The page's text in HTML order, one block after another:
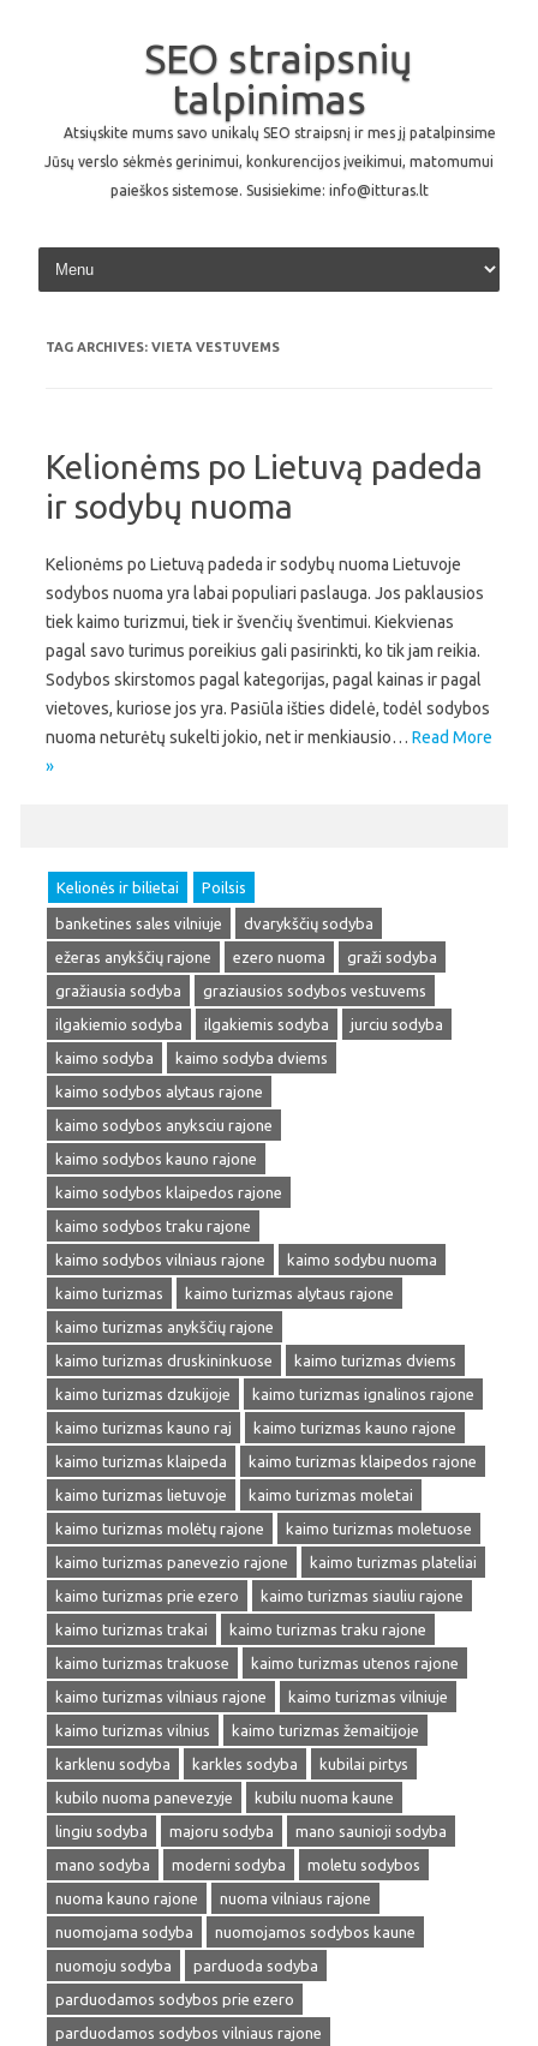
SEO straipsnių
talpinimas
Atsiųskite mums savo unikalų SEO straipsnį ir mes jį patalpinsime
Jūsų verslo sėkmės gerinimui, konkurencijos įveikimui, matomumui
paieškos sistemose. Susisiekime: info@itturas.lt
Skip to content
TAG ARCHIVES: VIETA VESTUVEMS
Kelionėms po Lietuvą padeda
ir sodybų nuoma
Kelionėms po Lietuvą padeda ir sodybų nuoma Lietuvoje
sodybos nuoma yra labai populiari paslauga. Jos paklausios
tiek kaimo turizmui, tiek ir švenčių šventimui. Kiekvienas
pagal savo turimus poreikius gali pasirinkti, ko tik jam reikia.
Sodybos skirstomos pagal kategorijas, pagal kainas ir pagal
vietoves, kuriose jos yra. Pasiūla išties didelė, todėl sodybos
nuoma neturėtų sukelti jokio, net ir menkiausio… Read More
»
Kelionės ir bilietai Poilsis
banketines sales vilniuje
dvarykščių sodyba
ežeras anykščių rajone
ezero nuoma
graži sodyba
gražiausia sodyba
graziausios sodybos vestuvems
ilgakiemio sodyba
ilgakiemis sodyba
jurciu sodyba
kaimo sodyba
kaimo sodyba dviems
kaimo sodybos alytaus rajone
kaimo sodybos anyksciu rajone
kaimo sodybos kauno rajone
kaimo sodybos klaipedos rajone
kaimo sodybos traku rajone
kaimo sodybos vilniaus rajone
kaimo sodybu nuoma
kaimo turizmas
kaimo turizmas alytaus rajone
kaimo turizmas anykščių rajone
kaimo turizmas druskininkuose
kaimo turizmas dviems
kaimo turizmas dzukijoje
kaimo turizmas ignalinos rajone
kaimo turizmas kauno raj
kaimo turizmas kauno rajone
kaimo turizmas klaipeda
kaimo turizmas klaipedos rajone
kaimo turizmas lietuvoje
kaimo turizmas moletai
kaimo turizmas molėtų rajone
kaimo turizmas moletuose
kaimo turizmas panevezio rajone
kaimo turizmas plateliai
kaimo turizmas prie ezero
kaimo turizmas siauliu rajone
kaimo turizmas trakai
kaimo turizmas traku rajone
kaimo turizmas trakuose
kaimo turizmas utenos rajone
kaimo turizmas vilniaus rajone
kaimo turizmas vilniuje
kaimo turizmas vilnius
kaimo turizmas žemaitijoje
karklenu sodyba
karkles sodyba
kubilai pirtys
kubilo nuoma panevezyje
kubilu nuoma kaune
lingiu sodyba
majoru sodyba
mano saunioji sodyba
mano sodyba
moderni sodyba
moletu sodybos
nuoma kauno rajone
nuoma vilniaus rajone
nuomojama sodyba
nuomojamos sodybos kaune
nuomoju sodyba
parduoda sodyba
parduodamos sodybos prie ezero
parduodamos sodybos vilniaus rajone